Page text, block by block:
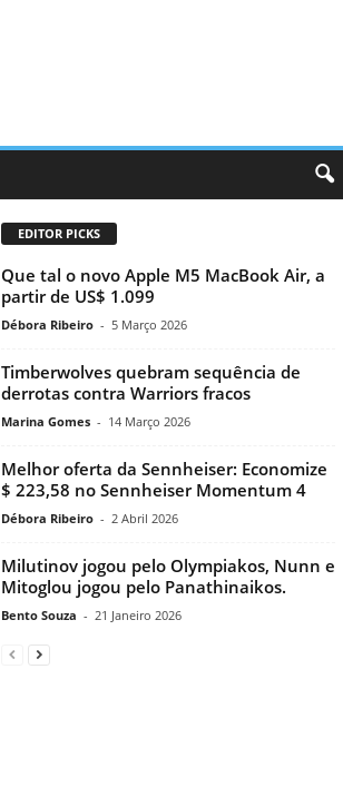
EDITOR PICKS
Que tal o novo Apple M5 MacBook Air, a
partir de US$ 1.099
Débora Ribeiro - 5 Março 2026
Timberwolves quebram sequência de
derrotas contra Warriors fracos
Marina Gomes - 14 Março 2026
Melhor oferta da Sennheiser: Economize
$ 223,58 no Sennheiser Momentum 4
Débora Ribeiro - 2 Abril 2026
Milutinov jogou pelo Olympiakos, Nunn e
Mitoglou jogou pelo Panathinaikos.
Bento Souza - 21 Janeiro 2026